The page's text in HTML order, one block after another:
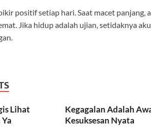
positif setiap hari. Saat macet panjang,
Jika hidup adalah ujian, setidaknya
Lihat
Kegagalan Adalah
Kesuksesan Nyata